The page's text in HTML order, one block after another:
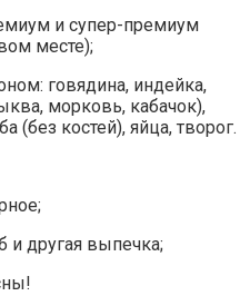
и супер-премиум
месте);
говядина, индейка,
морковь, кабачок),
(без костей), яйца, творог.
и другая выпечка;